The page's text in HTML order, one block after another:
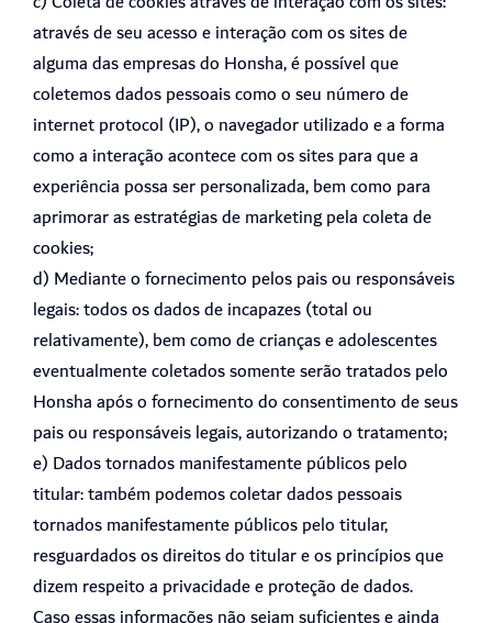
através de seu acesso e interação com os sites de
alguma das empresas do Honsha, é possível que
coletemos dados pessoais como o seu número de
internet protocol (IP), o navegador utilizado e a forma
como a interação acontece com os sites para que a
experiência possa ser personalizada, bem como para
aprimorar as estratégias de marketing pela coleta de
cookies;
d) Mediante o fornecimento pelos pais ou responsáveis
legais: todos os dados de incapazes (total ou
relativamente), bem como de crianças e adolescentes
eventualmente coletados somente serão tratados pelo
Honsha após o fornecimento do consentimento de seus
pais ou responsáveis legais, autorizando o tratamento;
e) Dados tornados manifestamente públicos pelo
titular: também podemos coletar dados pessoais
tornados manifestamente públicos pelo titular,
resguardados os direitos do titular e os princípios que
dizem respeito a privacidade e proteção de dados.